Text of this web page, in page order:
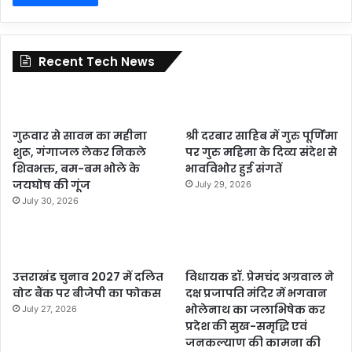
Recent Tech News
गुरूवार से सावन का महीना
शुरू, गंगाजल लेकर निकले
शिवभक्त, बम-बम भोले के
जयघोष की गूंज
July 30, 2026
श्री दरबार साहिब में गुरु पूर्णिमा
पर गुरु महिमा के दिव्य संदेश से
भावविभोर हुई संगतें
July 29, 2026
उत्तराखंड चुनाव 2027 में दलित
वोट बैंक पर बीजेपी का फोकस
July 27, 2026
विधायक डॉ. प्रेमचंद अग्रवाल ने
दक्ष प्रजापति मंदिर में भगवान
भोलेनाथ का जलाभिषेक कर
प्रदेश की सुख-समृद्धि एवं
जनकल्याण की कामना की